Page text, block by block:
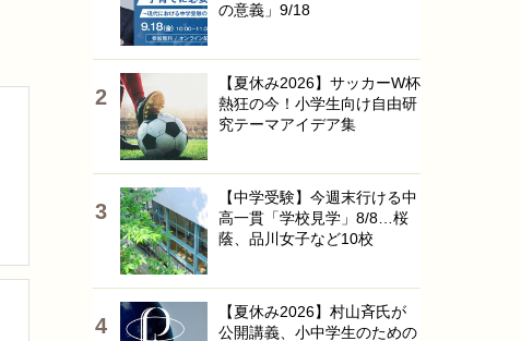
の意義」9/18
【夏休み2026】サッカーW杯
熱狂の今！小学生向け自由研
究テーマアイデア集
【中学受験】今週末行ける中
高一貫「学校見学」8/8…桜
蔭、品川女子など10校
【夏休み2026】村山斉氏が
公開講義、小中学生のための